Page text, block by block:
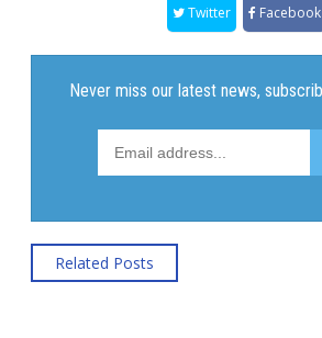
Twitter Facebook
Related Posts